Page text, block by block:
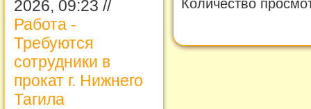
2026, 09:23 //
Работа -
Требуются
сотрудники в
прокат г. Нижнего
Тагила
Количество